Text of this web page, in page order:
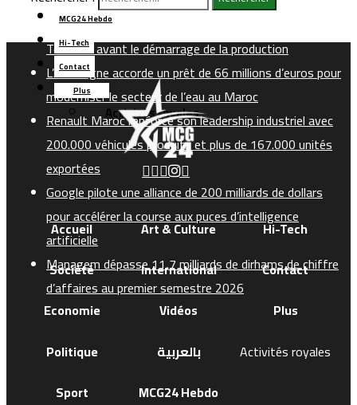
Managem prend le contrôle du projet gazier de
Tendrara avant le démarrage de la production
L’Allemagne accorde un prêt de 66 millions d’euros pour
moderniser le secteur de l’eau au Maroc
Renault Maroc renforce son leadership industriel avec
200.000 véhicules produits et plus de 167.000 unités
exportées
Google pilote une alliance de 200 milliards de dollars
pour accélérer la course aux puces d’intelligence
artificielle
Managem dépasse 11,7 milliards de dirhams de chiffre
d’affaires au premier semestre 2026
MCG24 Hebdo
Hi-Tech
Contact
Plus
Activités royales
Accueil
Société
Economie
Politique
Sport
Art & Culture
International
Vidéos
بالعربية
MCG24 Hebdo
Hi-Tech
Contact
Plus
Activités royales